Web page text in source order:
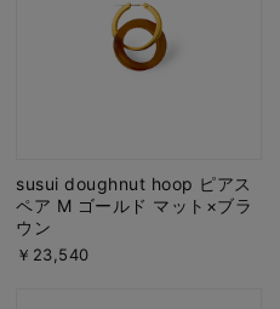
susui doughnut hoop ピアス
ペア M ゴールド マット×ブラ
ウン
￥23,540